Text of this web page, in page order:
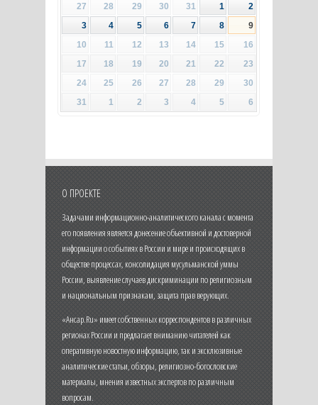
27 28 29 30 31 1
2
3
4 5 6 7 8
9
10
11 12 13 14 15
16
17
18 19 20 21 22
23
24
25 26 27 28 29
30
31
1 2 3 4 5 6
О ПРОЕКТЕ
Задачами информационно-аналитического канала с момента
его появления является донесение объективной и достоверной
информации о событиях в России и мире и происходящих в
обществе процессах, консолидация мусульманской уммы
России, выявление случаев дискриминации по религиозным
и национальным признакам, защита прав верующих.
«Ансар.Ru» имеет собственных корреспондентов в различных
регионах России и предлагает вниманию читателей как
оперативную новостную информацию, так и эксклюзивные
аналитические статьи, обзоры, религиозно-богословские
материалы, мнения известных экспертов по различным
вопросам.